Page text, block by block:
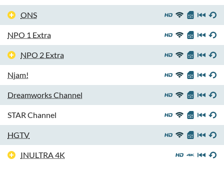
ONS
NPO 1 Extra
NPO 2 Extra
Njam!
Dreamworks Channel
STAR Channel
HGTV
INULTRA 4K